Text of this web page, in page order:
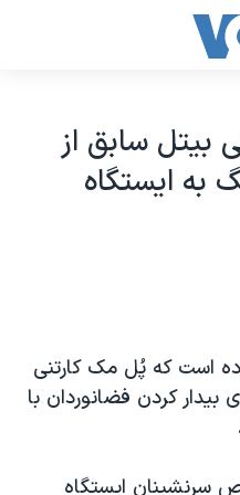
بيتل سابق از
ايستگاه
است که پُل مک کارتنی
بيدار کردن فضانوردان با
سرنشينان ايستگاه